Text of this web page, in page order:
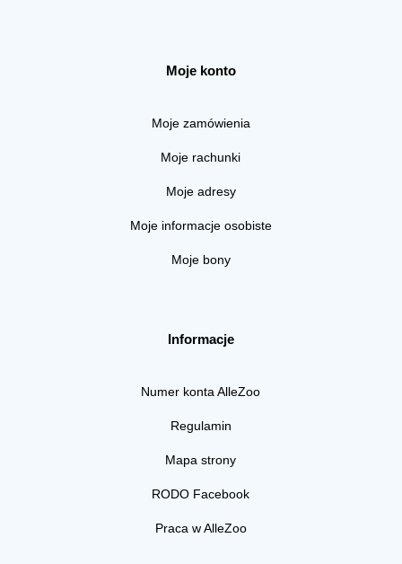
Moje konto
Moje zamówienia
Moje rachunki
Moje adresy
Moje informacje osobiste
Moje bony
Informacje
Numer konta AlleZoo
Regulamin
Mapa strony
RODO Facebook
Praca w AlleZoo